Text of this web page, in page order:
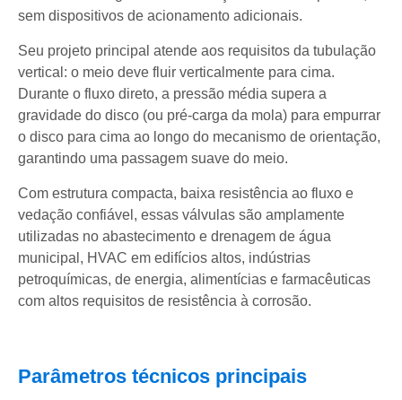
sem dispositivos de acionamento adicionais.
Seu projeto principal atende aos requisitos da tubulação
vertical: o meio deve fluir verticalmente para cima.
Durante o fluxo direto, a pressão média supera a
gravidade do disco (ou pré-carga da mola) para empurrar
o disco para cima ao longo do mecanismo de orientação,
garantindo uma passagem suave do meio.
Com estrutura compacta, baixa resistência ao fluxo e
vedação confiável, essas válvulas são amplamente
utilizadas no abastecimento e drenagem de água
municipal, HVAC em edifícios altos, indústrias
petroquímicas, de energia, alimentícias e farmacêuticas
com altos requisitos de resistência à corrosão.
Parâmetros técnicos principais